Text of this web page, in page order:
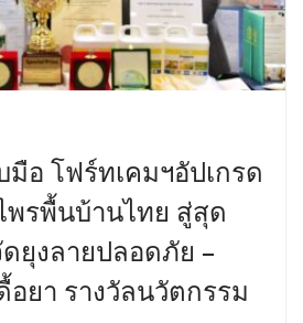
อ โฟร์ทเคมฯอัปเกรด
พรพื้นบ้านไทย สู่สุด
ยุงลายปลอดภัย –
ยา รางวัลนวัตกรรม